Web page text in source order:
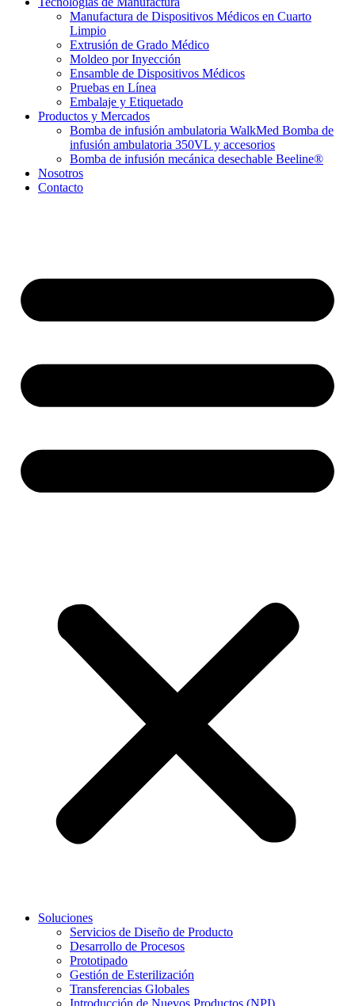
Manufactura de Dispositivos Médicos en Cuarto
Limpio
Extrusión de Grado Médico
Moldeo por Inyección
Ensamble de Dispositivos Médicos
Pruebas en Línea
Embalaje y Etiquetado
Productos y Mercados
Bomba de infusión ambulatoria WalkMed Bomba de
infusión ambulatoria 350VL y accesorios
Bomba de infusión mecánica desechable Beeline®
Nosotros
Contacto
Soluciones
Servicios de Diseño de Producto
Desarrollo de Procesos
Prototipado
Gestión de Esterilización
Transferencias Globales
Introducción de Nuevos Productos (NPI)